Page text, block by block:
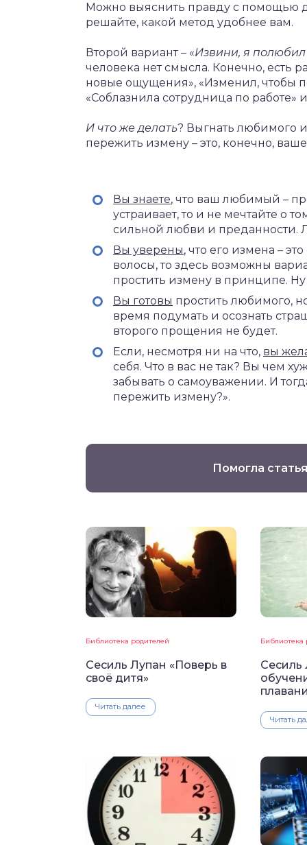
Можно выяснить правду с помощью
решайте, какой метод удобнее вам.
Второй вариант – «Извини, я
человека нет смысла. Конечно, есть
новые ощущения», «Изменил, чтобы
«Соблазнила сотрудница по работе» и
И что же делать? Выгнать любимого
пережить измену – это, конечно,
Вы знаете, что ваш любимый –
устраивает, то и не мечтайте о
сильной любви и преданности.
Вы уверены, что его измена –
волосы, то здесь возможны
простить измену в принципе.
Вы готовы простить любимого,
время подумать и осознать
второго прощения не будет.
Если, несмотря ни на что, вы
себя. Что в вас не так? Вы чем
забывать о самоуважении. И
пережить измену?».
Помогла
Библиотека родителей
Сесиль Лупан «Поверь в
своё дитя»
Читать далее
Библиотека
Сесиль
Читать